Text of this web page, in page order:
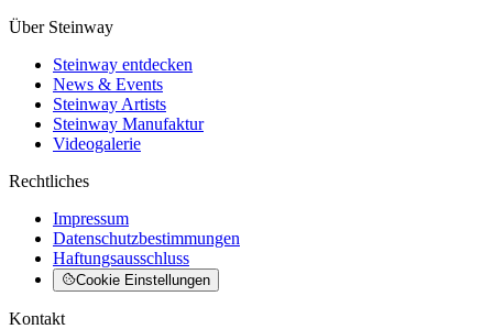
Über Steinway
Steinway entdecken
News & Events
Steinway Artists
Steinway Manufaktur
Videogalerie
Rechtliches
Impressum
Datenschutzbestimmungen
Haftungsausschluss
Cookie Einstellungen
Kontakt